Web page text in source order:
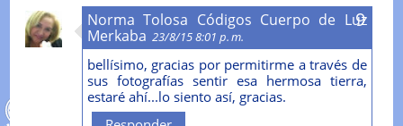
Norma Tolosa Códigos Cuerpo de Luz
Merkaba 23/8/15 8:01 p. m.
bellísimo, gracias por permitirme a través de
sus fotografías sentir esa hermosa tierra,
estaré ahí...lo siento así, gracias.